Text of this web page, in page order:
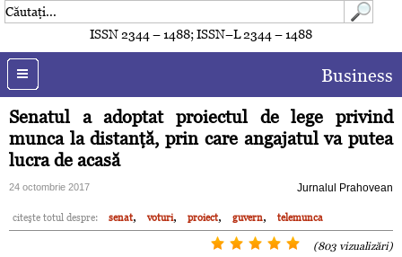
ISSN 2344 – 1488; ISSN–L 2344 – 1488
Business
Senatul a adoptat proiectul de lege privind
munca la distanţă, prin care angajatul va putea
lucra de acasă
24 octombrie 2017 Jurnalul Prahovean
citeşte totul despre: senat, voturi, proiect, guvern, telemunca
(803 vizualizări)